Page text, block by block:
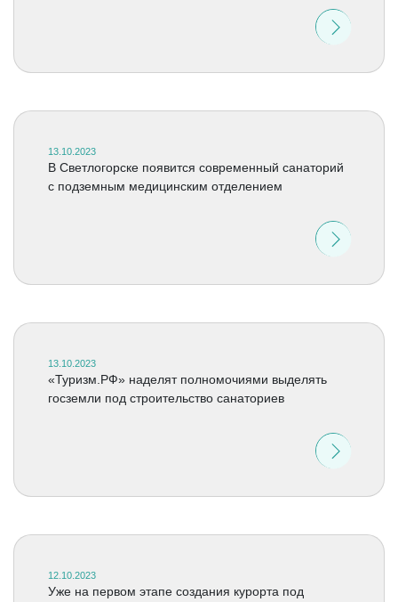
13.10.2023
В Светлогорске появится современный санаторий
с подземным медицинским отделением
13.10.2023
«Туризм.РФ» наделят полномочиями выделять
госземли под строительство санаториев
12.10.2023
Уже на первом этапе создания курорта под